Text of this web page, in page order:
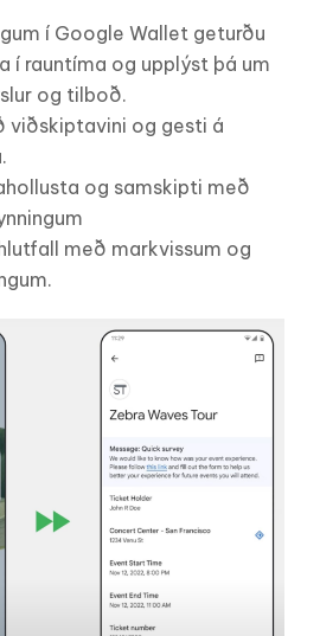
í Google Wallet geturðu
í rauntíma og upplýst þá um
og tilboð.
viðskiptavini og gesti á
og samskipti með
með markvissum og